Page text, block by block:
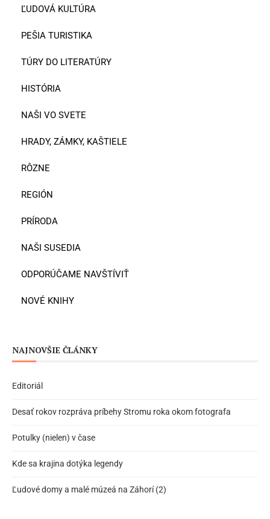
ĽUDOVÁ KULTÚRA
PEŠIA TURISTIKA
TÚRY DO LITERATÚRY
HISTÓRIA
NAŠI VO SVETE
HRADY, ZÁMKY, KAŠTIELE
RÔZNE
REGIÓN
PRÍRODA
NAŠI SUSEDIA
ODPORÚČAME NAVŠTÍVIŤ
NOVÉ KNIHY
NAJNOVŠIE ČLÁNKY
Editoriál
Desať rokov rozpráva príbehy Stromu roka okom fotografa
Potulky (nielen) v čase
Kde sa krajina dotýka legendy
Ľudové domy a malé múzeá na Záhorí (2)